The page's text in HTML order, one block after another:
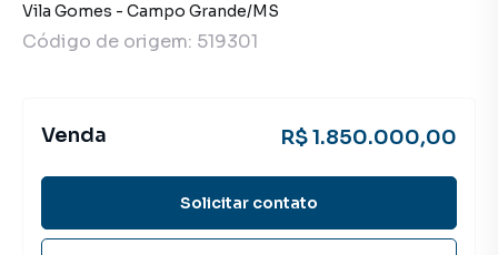
Vila Gomes - Campo Grande/MS
Código de origem: 519301
Venda R$ 1.850.000,00
Solicitar contato